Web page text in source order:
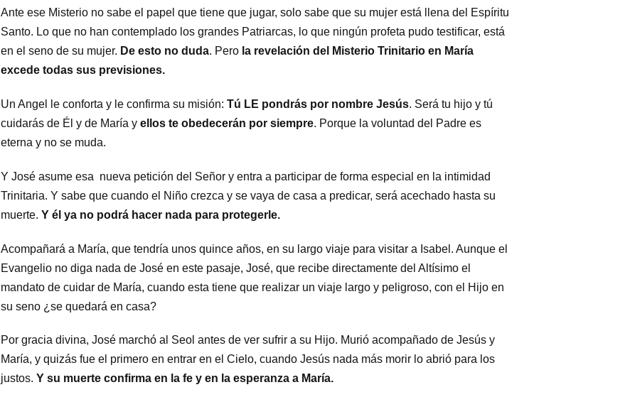
Ante ese Misterio no sabe el papel que tiene que jugar, solo sabe que su mujer está llena del Espíritu
Santo. Lo que no han contemplado los grandes Patriarcas, lo que ningún profeta pudo testificar, está
en el seno de su mujer. De esto no duda. Pero la revelación del Misterio Trinitario en María
excede todas sus previsiones.
Un Angel le conforta y le confirma su misión: Tú LE pondrás por nombre Jesús. Será tu hijo y tú
cuidarás de Él y de María y ellos te obedecerán por siempre. Porque la voluntad del Padre es
eterna y no se muda.
Y José asume esa nueva petición del Señor y entra a participar de forma especial en la intimidad
Trinitaria. Y sabe que cuando el Niño crezca y se vaya de casa a predicar, será acechado hasta su
muerte. Y él ya no podrá hacer nada para protegerle.
Acompañará a María, que tendría unos quince años, en su largo viaje para visitar a Isabel. Aunque el
Evangelio no diga nada de José en este pasaje, José, que recibe directamente del Altísimo el
mandato de cuidar de María, cuando esta tiene que realizar un viaje largo y peligroso, con el Hijo en
su seno ¿se quedará en casa?
Por gracia divina, José marchó al Seol antes de ver sufrir a su Hijo. Murió acompañado de Jesús y
María, y quizás fue el primero en entrar en el Cielo, cuando Jesús nada más morir lo abrió para los
justos. Y su muerte confirma en la fe y en la esperanza a María.